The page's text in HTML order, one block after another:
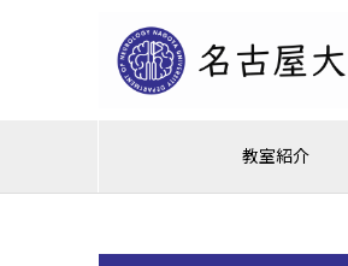
教室紹介